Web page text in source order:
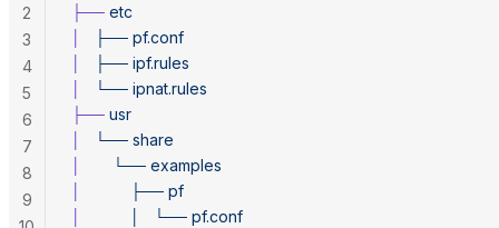
├── etc
   ├──
pf.conf
   ├──
ipf.rules
   └──
ipnat.rules
├── usr
   └──
share
       └──
examples
           ├──
pf
   └──
pf.conf
2
3
4
5
6
7
8
9